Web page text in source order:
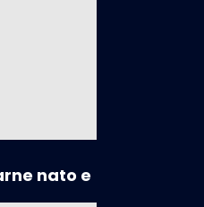
nato e